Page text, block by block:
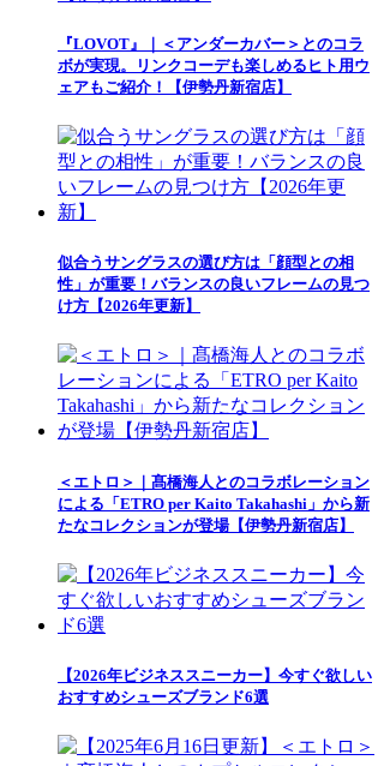
『LOVOT』｜＜アンダーカバー＞とのコラ
ボが実現。リンクコーデも楽しめるヒト用ウ
ェアもご紹介！【伊勢丹新宿店】
似合うサングラスの選び方は「顔型との相
性」が重要！バランスの良いフレームの見つ
け方【2026年更新】
＜エトロ＞｜髙橋海人とのコラボレーション
による「ETRO per Kaito Takahashi」から新
たなコレクションが登場【伊勢丹新宿店】
【2026年ビジネススニーカー】今すぐ欲しい
おすすめシューズブランド6選